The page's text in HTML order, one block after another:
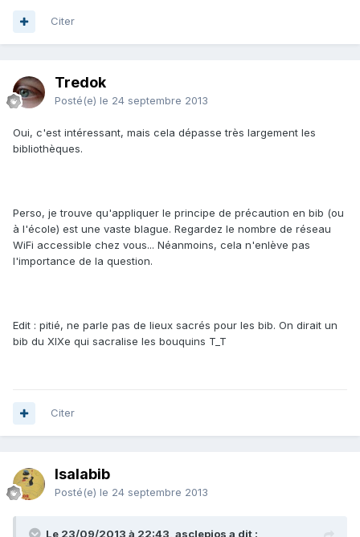
Citer
Tredok
Posté(e) le 24 septembre 2013
Oui, c'est intéressant, mais cela dépasse très largement les
bibliothèques.
Perso, je trouve qu'appliquer le principe de précaution en bib (ou
à l'école) est une vaste blague. Regardez le nombre de réseau
WiFi accessible chez vous... Néanmoins, cela n'enlève pas
l'importance de la question.
Edit : pitié, ne parle pas de lieux sacrés pour les bib. On dirait un
bib du XIXe qui sacralise les bouquins T_T
Citer
Isalabib
Posté(e) le 24 septembre 2013
Le 23/09/2013 à 22:43, asclepios a dit :